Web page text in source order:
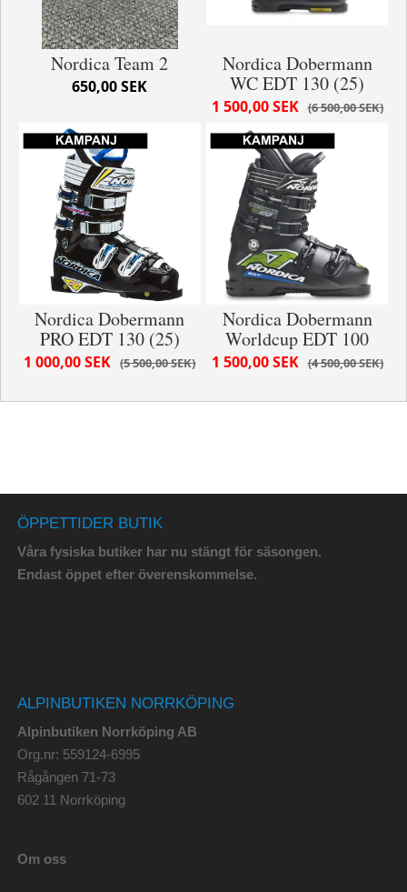
Nordica Team 2
650,00 SEK
Nordica Dobermann
WC EDT 130 (25)
6 500,00 SEK
1 500,00 SEK
Nordica Dobermann
PRO EDT 130 (25)
5 500,00 SEK
1 000,00 SEK
Nordica Dobermann
Worldcup EDT 100
4 500,00 SEK
1 500,00 SEK
ÖPPETTIDER BUTIK
Våra fysiska butiker har nu stängt för säsongen.
Endast öppet efter överenskommelse.
ALPINBUTIKEN NORRKÖPING
Alpinbutiken Norrköping AB
Org.nr: 559124-6995
Rågången 71-73
602 11 Norrköping
Om oss